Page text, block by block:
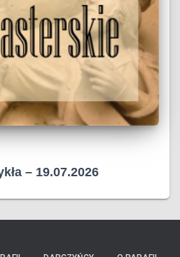
– 19.07.2026